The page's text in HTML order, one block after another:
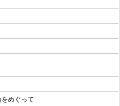
めぐって